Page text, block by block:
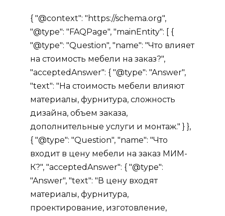
{ "@context": "https://schema.org",
"@type": "FAQPage", "mainEntity": [ {
"@type": "Question", "name": "Что влияет
на стоимость мебели на заказ?",
"acceptedAnswer": { "@type": "Answer",
"text": "На стоимость мебели влияют
материалы, фурнитура, сложность
дизайна, объем заказа,
дополнительные услуги и монтаж." } },
{ "@type": "Question", "name": "Что
входит в цену мебели на заказ МИМ-
К?", "acceptedAnswer": { "@type":
"Answer", "text": "В цену входят
материалы, фурнитура,
проектирование, изготовление,